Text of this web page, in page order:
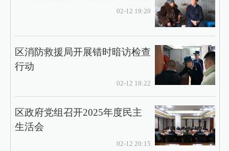
02-12 19:20
区消防救援局开展错时暗访检查
行动
02-12 18:22
区政府党组召开2025年度民主
生活会
02-12 20:15